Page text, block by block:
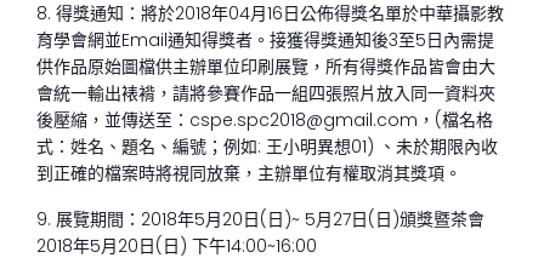
8. 得獎通知：將於2018年04月16日公佈得獎名單於中華攝影教
育學會網並Email通知得獎者。接獲得獎通知後3至5日內需提
供作品原始圖檔供主辦單位印刷展覽，所有得獎作品皆會由大
會統一輸出裱褙，請將參賽作品一組四張照片放入同一資料夾
後壓縮，並傳送至：cspe.spc2018@gmail.com，(檔名格
式：姓名、題名、編號；例如: 王小明異想01) 、未於期限內收
到正確的檔案時將視同放棄，主辦單位有權取消其獎項。
9. 展覽期間：2018年5月20日(日)~ 5月27日(日)頒獎暨茶會
2018年5月20日(日) 下午14:00~16:00